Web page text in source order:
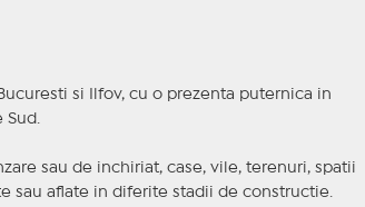
si Ilfov, cu o prezenta puternica in
sau de inchiriat, case, vile, terenuri, spatii
sau aflate in diferite stadii de constructie.